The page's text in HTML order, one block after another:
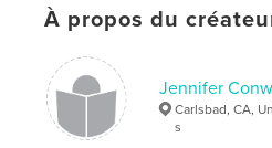
À propos du
Jennifer
Carlsbad, CA,
s